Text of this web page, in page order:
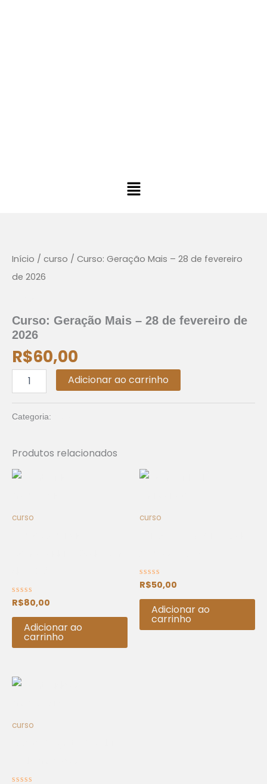
Main
Início / curso / Curso: Geração Mais – 28 de fevereiro
de 2026
Curso: Geração Mais – 28 de fevereiro de
2026
R$60,00
-
de
quantidade
Adicionar ao carrinho
Categoria:
Produtos relacionados
curso
Avaliação
de
R$80,00
Adicionar ao
carrinho
curso
Avaliação
de
R$50,00
Adicionar ao
carrinho
curso